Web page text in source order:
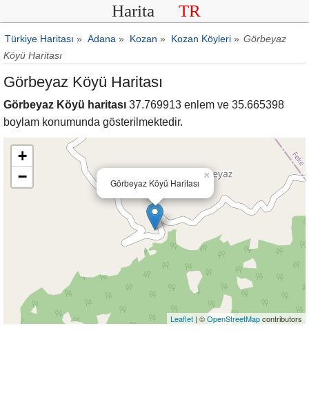
Harita TR
Türkiye Haritası » Adana » Kozan » Kozan Köyleri » Görbeyaz
Köyü Haritası
Görbeyaz Köyü Haritası
Görbeyaz Köyü haritası 37.769913 enlem ve 35.665398
boylam konumunda gösterilmektedir.
Görbeyaz Köyü Haritası
×
+
−
Leaflet | ©OpenStreetMapcontributors